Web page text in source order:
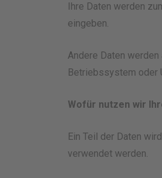
Ihre Daten werden
eingeben.
Andere Daten
Betriebssystem oder
Wofür nutzen wir
Ein Teil der Daten
verwendet werden.